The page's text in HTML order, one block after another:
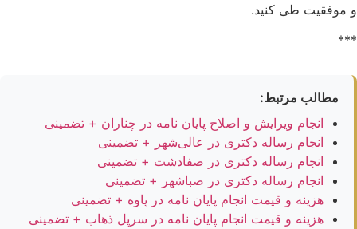
و موفقیت طی کنید.
***
مطالب مرتبط:
انجام ویرایش و اصلاح پایان نامه در چناران + تضمینی
انجام رساله دکتری در عالی‌شهر + تضمینی
انجام رساله دکتری در صفادشت + تضمینی
انجام رساله دکتری در صباشهر + تضمینی
هزینه و قیمت انجام پایان نامه در پاوه + تضمینی
هزینه و قیمت انجام پایان نامه در سرپل ذهاب + تضمینی